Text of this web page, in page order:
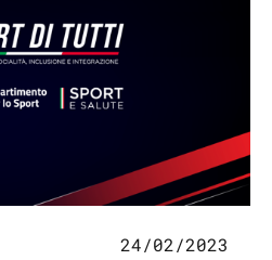
24/02/2023